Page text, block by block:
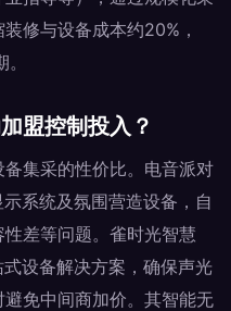
修与设备成本约20%，
盟控制投入？
集采的性价比。电音派对
系统及氛围营造设备，自
差等问题。雀时光智慧
设备解决方案，确保声光
免中间商加价。其智能无